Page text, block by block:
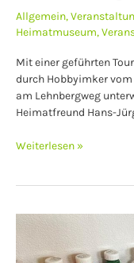
Allgemein,
Heimatmuseum,
Mit einer geführten
durch Hobbyimker
am Lehnbergweg
Heimatfreund Hans-
Weiterlesen »
AUFRUF:
Junge